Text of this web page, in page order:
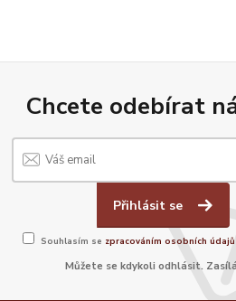
Chcete odebírat
Přihlásit se
Souhlasím se zpracováním osobních údajů
Můžete se kdykoli odhlásit.